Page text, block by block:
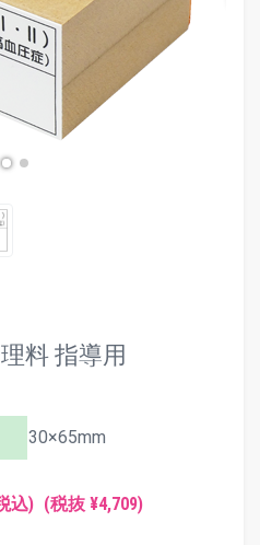
料 指導用
30×65mm
込) (税抜 ¥4,709)